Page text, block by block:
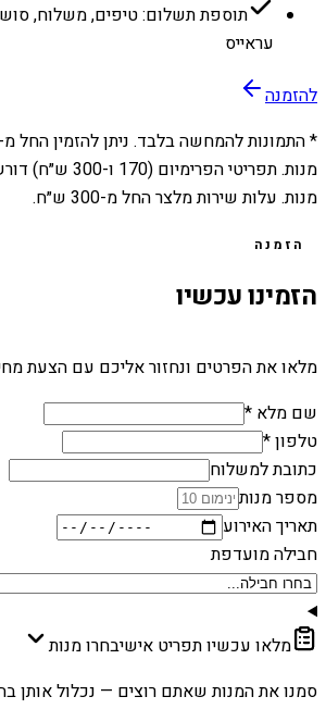
תוספת תשלום: טיפים, משלוח,
עראייס
להזמנה
* התמונות להמחשה בלבד. ניתן להזמין החל מ-
מנות. עלות שירות מלצר החל מ-300 ש״ח.
הזמנה
הזמינו עכשיו
מלאו את הפרטים ונחזור אליכם עם הצעת
שם מלא *
טלפון *
כתובת למשלוח
מספר מנות
תאריך האירוע
חבילה מועדפת
מלאו עכשיו תפריט אישיבחרו מנות
סמנו את המנות שאתם רוצים — נכלול אותן